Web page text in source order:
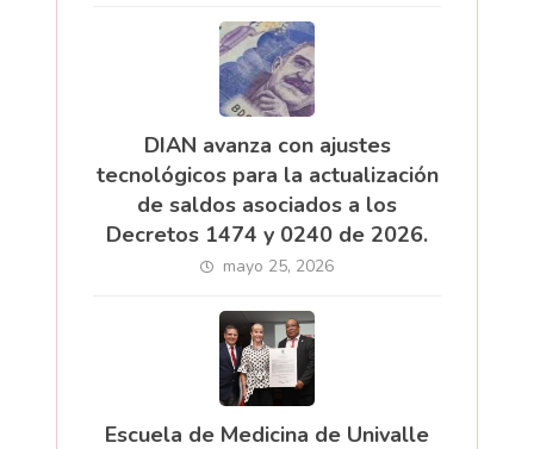
DIAN avanza con ajustes
tecnológicos para la actualización
de saldos asociados a los
Decretos 1474 y 0240 de 2026.
mayo 25, 2026
Escuela de Medicina de Univalle